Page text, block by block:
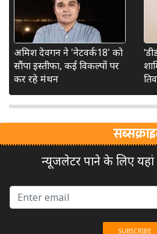
अमिश देवगन ने 'नेटवर्क18' को
सौंपा इस्तीफा, कई विकल्पों पर
कर रहे मंथन
न्यूजलेटर पाने के लिए यहां